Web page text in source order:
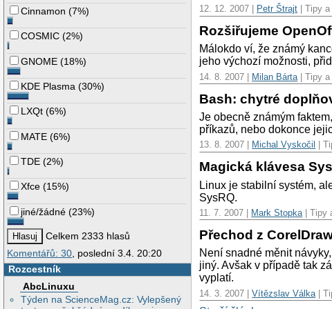
Cinnamon (7%)
COSMIC (2%)
GNOME (18%)
KDE Plasma (30%)
LXQt (6%)
MATE (6%)
TDE (2%)
Xfce (15%)
jiné/žádné (23%)
Celkem 2333 hlasů
Komentářů: 30, poslední 3.4. 20:20
Rozcestník
AbcLinuxu
Týden na ScienceMag.cz: Vylepšený
12. 12. 2007 | Petr Štrajt | Tipy
Rozšiřujeme
Málokdo ví, že známý
jeho výchozí možnosti,
14. 8. 2007 | Milan Bárta | Tipy
Bash: chytré
Je obecně známým
příkazů, nebo dokonce
13. 8. 2007 | Michal Vyskočil |
Magická klávesa
Linux je stabilní systém,
SysRQ.
11. 7. 2007 | Mark Stopka | Tipy
Přechod z
Není snadné měnit
jiný. Avšak v případě tak
vyplatí.
14. 3. 2007 |Vítězslav Válka |